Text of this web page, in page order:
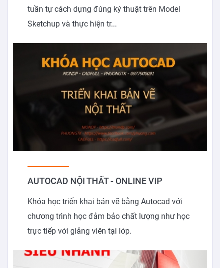
tuần tự cách dựng đúng ký thuật trên Model
Sketchup và thực hiện tr...
AUTOCAD NỘI THẤT - ONLINE VIP
Khóa học triển khai bản vẽ bằng Autocad với
chương trình học đảm bảo chất lượng như học
trực tiếp với giảng viên tại lớp.